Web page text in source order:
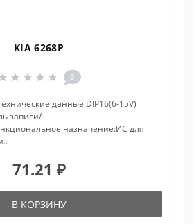
KIA 6268P
0
данные:DIP16(6-15V)
записи/
назначение:ИС для
71.21 ₽
В КОРЗИНУ